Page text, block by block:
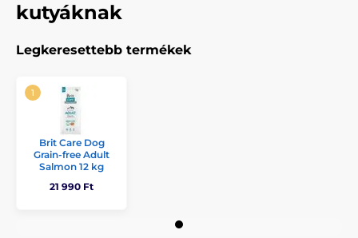
kutyáknak
Legkeresettebb termékek
Brit Care Dog
Grain-free Adult
Salmon 12 kg
21 990 Ft